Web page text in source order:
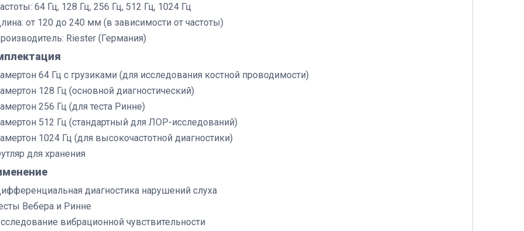
64 Гц, 128 Гц, 256 Гц, 512 Гц, 1024 Гц
от 120 до 240 мм (в зависимости от частоты)
Riester (Германия)
64 Гц с грузиками (для исследования костной проводимости)
128 Гц (основной диагностический)
256 Гц (для теста Ринне)
512 Гц (стандартный для ЛОР-исследований)
1024 Гц (для высокочастотной диагностики)
для хранения
диагностика нарушений слуха
Вебера и Ринне
вибрационной чувствительности